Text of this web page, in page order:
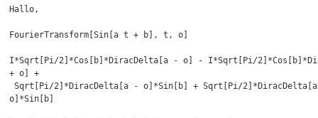
Hallo,
FourierTransform[Sin[a t + b], t, o]
I*Sqrt[Pi/2]*Cos[b]*DiracDelta[a - o] - I*Sqrt[Pi/
+ o] +
o]*Sin[b]